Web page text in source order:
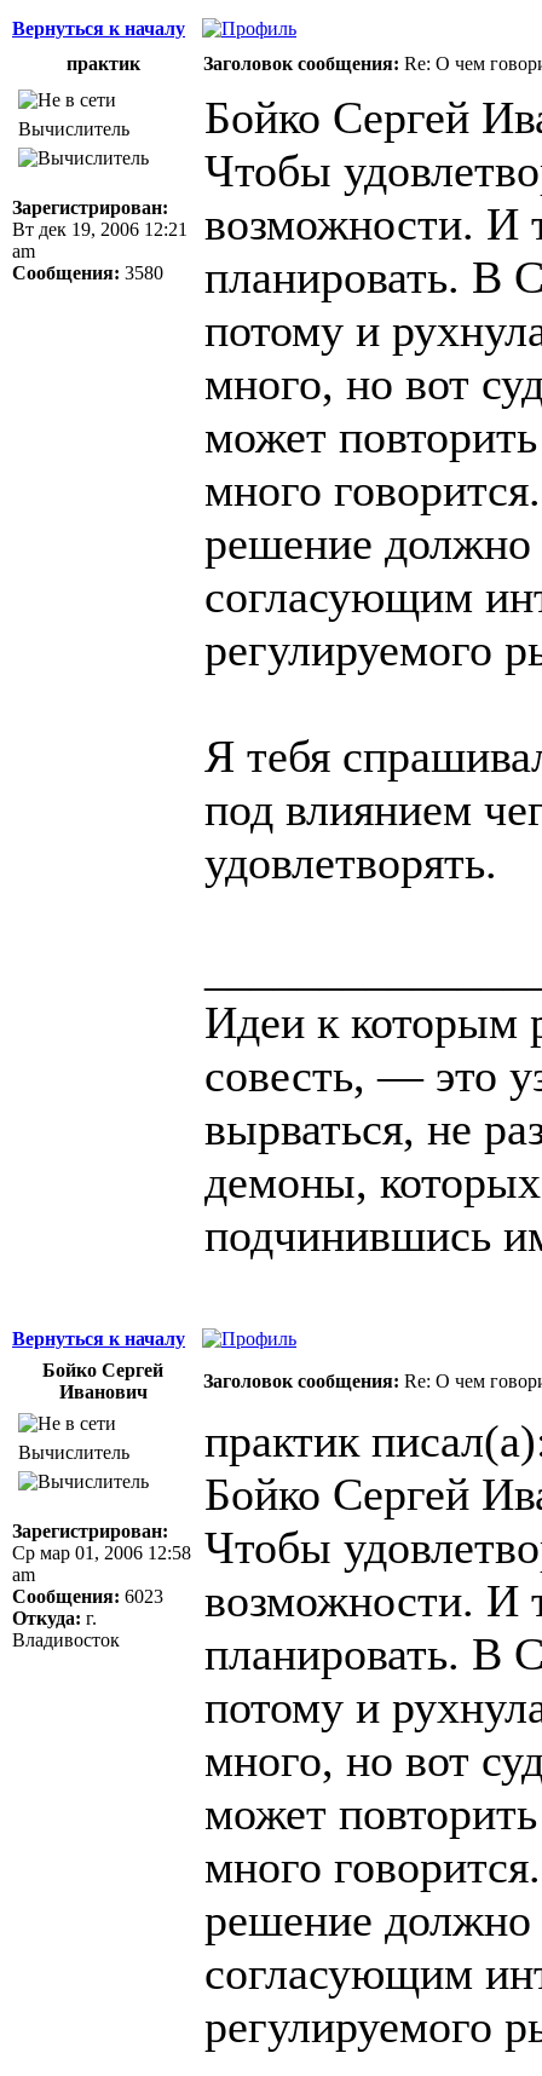
Вернуться к началу
практик
Заголовок сообщения: Re: О чем
Вычислитель
Зарегистрирован:
Вт дек 19, 2006 12:21
am
Сообщения: 3580
Бойко Сергей
Чтобы
возможности. И
планировать. В
потому и
много, но вот
может
много
решение
согласующим
регулируемого
Я тебя
под влиянием
удовлетворять.
Идеи к которым
совесть, — это
вырваться, не
демоны,
подчинившись
Вернуться к началу
Бойко Сергей
Иванович
Заголовок сообщения: Re: О чем
Вычислитель
Зарегистрирован:
Ср мар 01, 2006 12:58
am
Сообщения: 6023
Откуда: г.
Владивосток
практик
Бойко Сергей
Чтобы
возможности. И
планировать. В
потому и
много, но вот
может
много
решение
согласующим
регулируемого